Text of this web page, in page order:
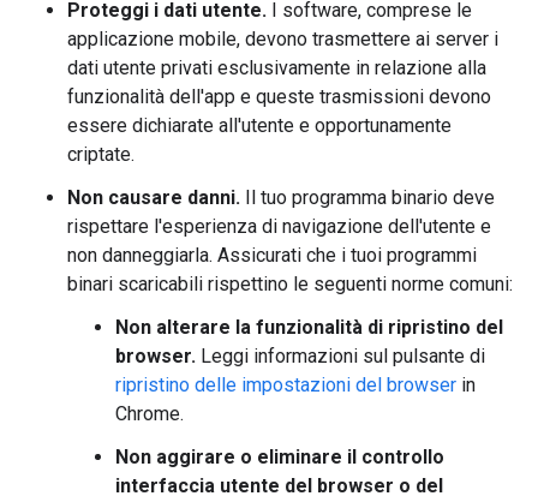
Proteggi i dati utente. I software, comprese le
applicazione mobile, devono trasmettere ai server i
dati utente privati esclusivamente in relazione alla
funzionalità dell'app e queste trasmissioni devono
essere dichiarate all'utente e opportunamente
criptate.
Non causare danni. Il tuo programma binario deve
rispettare l'esperienza di navigazione dell'utente e
non danneggiarla. Assicurati che i tuoi programmi
binari scaricabili rispettino le seguenti norme comuni:
Non alterare la funzionalità di ripristino del
browser. Leggi informazioni sul pulsante di
ripristino delle impostazioni del browser in
Chrome.
Non aggirare o eliminare il controllo
interfaccia utente del browser o del